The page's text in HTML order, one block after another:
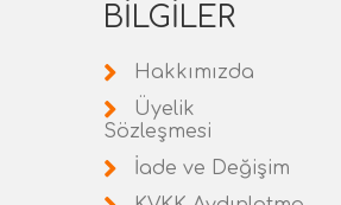
BILGILER
Hakkımızda
Üyelik
Sözleşmesi
İade ve Değişim